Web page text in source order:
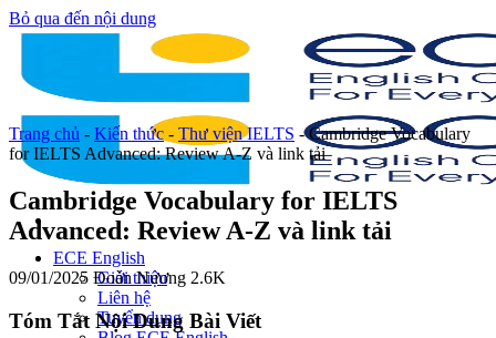
Bỏ qua đến nội dung
ECE English
Giới thiệu
Liên hệ
Tuyển dụng
Trang chủ - Kiến thức - Thư viện IELTS -Cambridge Vocabulary
for IELTS Advanced: Review A-Z và link tải
Cambridge Vocabulary for IELTS
Advanced: Review A-Z và link tải
09/01/2025 Đoàn Nương 2.6K
Tóm Tắt Nội Dung Bài Viết